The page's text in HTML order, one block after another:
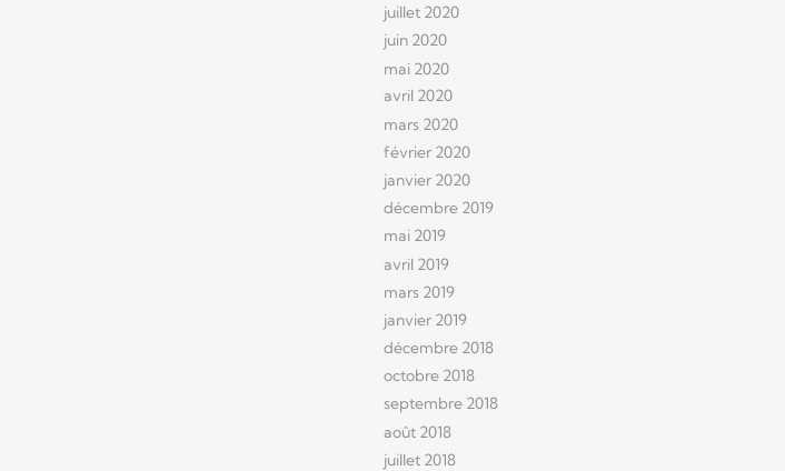
juillet 2020
juin 2020
mai 2020
avril 2020
mars 2020
février 2020
janvier 2020
décembre 2019
mai 2019
avril 2019
mars 2019
janvier 2019
décembre 2018
octobre 2018
septembre 2018
août 2018
juillet 2018